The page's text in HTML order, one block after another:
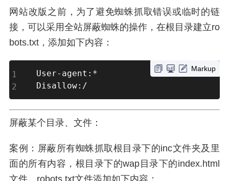
网站改版之前，为了避免蜘蛛抓取错误或临时的链
接，可以采用全站屏蔽蜘蛛的操作，在根目录建立ro
bots.txt，添加如下内容：
Markup
User-agent:*
Disallow:/
屏蔽某个目录、文件：
案例：屏蔽所有蜘蛛抓取根目录下的inc文件夹及里
面的所有内容，根目录下的wap目录下的index.html
文件。robots.txt文件添加如下内容：